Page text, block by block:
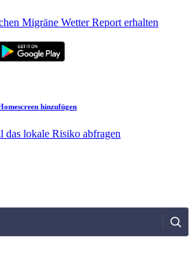
Migräne Wetter Report erhalten
hinzufügen
das lokale Risiko abfragen